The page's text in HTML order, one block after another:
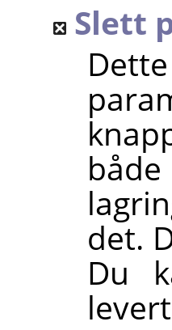
Slett
det.
Du